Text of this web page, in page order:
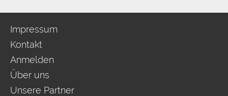
Impressum
Kontakt
Anmelden
Über uns
Unsere Partner